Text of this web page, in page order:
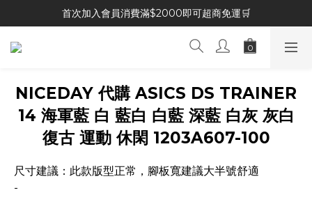
首次加入會員消費滿$2000即可超商免運🛒
NICEDAY 代購 ASICS DS TRAINER
14 海軍藍 白 藍白 白藍 深藍 白灰 灰白
復古 運動 休閑 1203A607-100
尺寸建議：此款版型正常，腳板寬建議大半號舒適
-